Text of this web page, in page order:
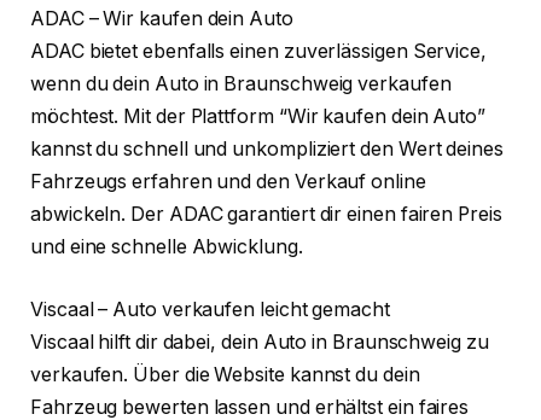
ADAC – Wir kaufen dein Auto
ADAC bietet ebenfalls einen zuverlässigen Service,
wenn du dein Auto in Braunschweig verkaufen
möchtest. Mit der Plattform “Wir kaufen dein Auto”
kannst du schnell und unkompliziert den Wert deines
Fahrzeugs erfahren und den Verkauf online
abwickeln. Der ADAC garantiert dir einen fairen Preis
und eine schnelle Abwicklung.
Viscaal – Auto verkaufen leicht gemacht
Viscaal hilft dir dabei, dein Auto in Braunschweig zu
verkaufen. Über die Website kannst du dein
Fahrzeug bewerten lassen und erhältst ein faires